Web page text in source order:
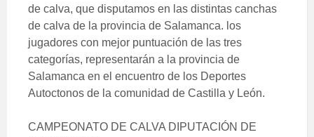
de calva, que disputamos en las distintas canchas
de calva de la provincia de Salamanca. los
jugadores con mejor puntuación de las tres
categorías, representarán a la provincia de
Salamanca en el encuentro de los Deportes
Autoctonos de la comunidad de Castilla y León.
CAMPEONATO DE CALVA DIPUTACIÓN DE